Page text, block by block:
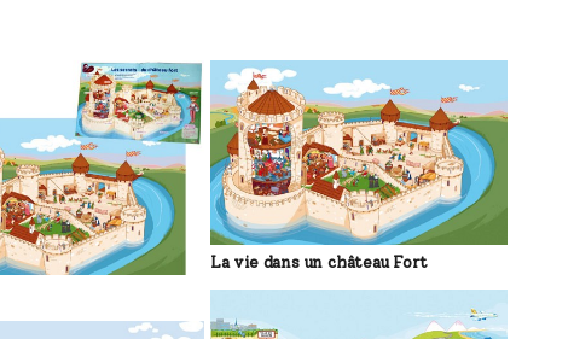
La vie dans un château Fort